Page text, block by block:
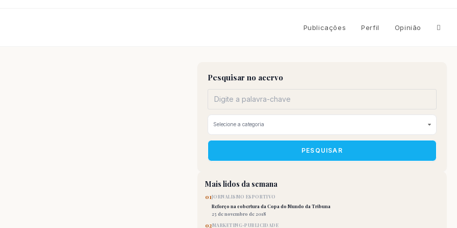
Publicações Perfil Opinião
Pesquisar no acervo
PESQUISAR
Mais lidos da semana
01JORNALISMO ESPORTIVO
Reforço na cobertura da Copa do Mundo da Tribuna
25 de novembro de 2018
02MARKETING-PUBLICIDADE